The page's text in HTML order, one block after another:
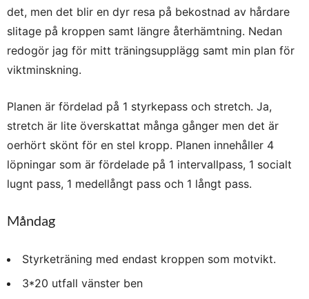
det, men det blir en dyr resa på bekostnad av hårdare
slitage på kroppen samt längre återhämtning. Nedan
redogör jag för mitt träningsupplägg samt min plan för
viktminskning.
Planen är fördelad på 1 styrkepass och stretch. Ja,
stretch är lite överskattat många gånger men det är
oerhört skönt för en stel kropp. Planen innehåller 4
löpningar som är fördelade på 1 intervallpass, 1 socialt
lugnt pass, 1 medellångt pass och 1 långt pass.
Måndag
Styrketräning med endast kroppen som motvikt.
3*20 utfall vänster ben